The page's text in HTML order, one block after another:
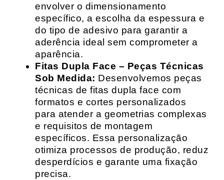
envolver o dimensionamento
específico, a escolha da espessura e
do tipo de adesivo para garantir a
aderência ideal sem comprometer a
aparência.
Fitas Dupla Face – Peças Técnicas
Sob Medida: Desenvolvemos peças
técnicas de fitas dupla face com
formatos e cortes personalizados
para atender a geometrias complexas
e requisitos de montagem
específicos. Essa personalização
otimiza processos de produção, reduz
desperdícios e garante uma fixação
precisa.